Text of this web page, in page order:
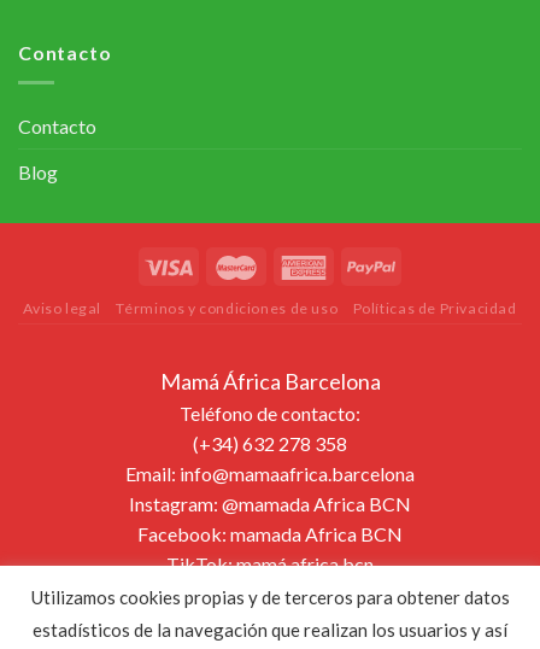
Contacto
Contacto
Blog
Aviso legal Términos y condiciones de uso Políticas de Privacidad
Mamá África Barcelona
Teléfono de contacto:
(+34) 632 278 358
Email: info@mamaafrica.barcelona
Instagram: @mamada Africa BCN
Facebook: mamada Africa BCN
TikTok:mamá.africa.bcn
Página web:www.mamaafrica.barcelona
Utilizamos cookies propias y de terceros para obtener datos
estadísticos de la navegación que realizan los usuarios y así